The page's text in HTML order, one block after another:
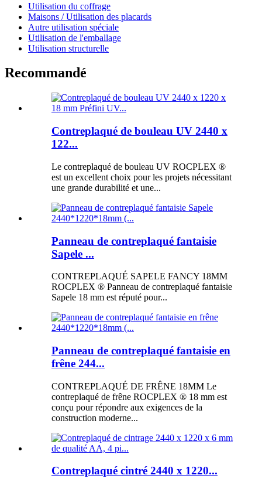
Utilisation du coffrage
Maisons / Utilisation des placards
Autre utilisation spéciale
Utilisation de l'emballage
Utilisation structurelle
Recommandé
Contreplaqué de bouleau UV 2440 x
122...
Le contreplaqué de bouleau UV ROCPLEX ®
est un excellent choix pour les projets nécessitant
une grande durabilité et une...
Panneau de contreplaqué fantaisie
Sapele ...
CONTREPLAQUÉ SAPELE FANCY 18MM
ROCPLEX ® Panneau de contreplaqué fantaisie
Sapele 18 mm est réputé pour...
Panneau de contreplaqué fantaisie en
frêne 244...
CONTREPLAQUÉ DE FRÊNE 18MM Le
contreplaqué de frêne ROCPLEX ® 18 mm est
conçu pour répondre aux exigences de la
construction moderne...
Contreplaqué cintré 2440 x 1220...